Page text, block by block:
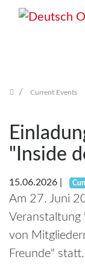
Current Events
"Inside
15.06.2026
Am 27. Juni
Veranstaltung
von
Freunde"